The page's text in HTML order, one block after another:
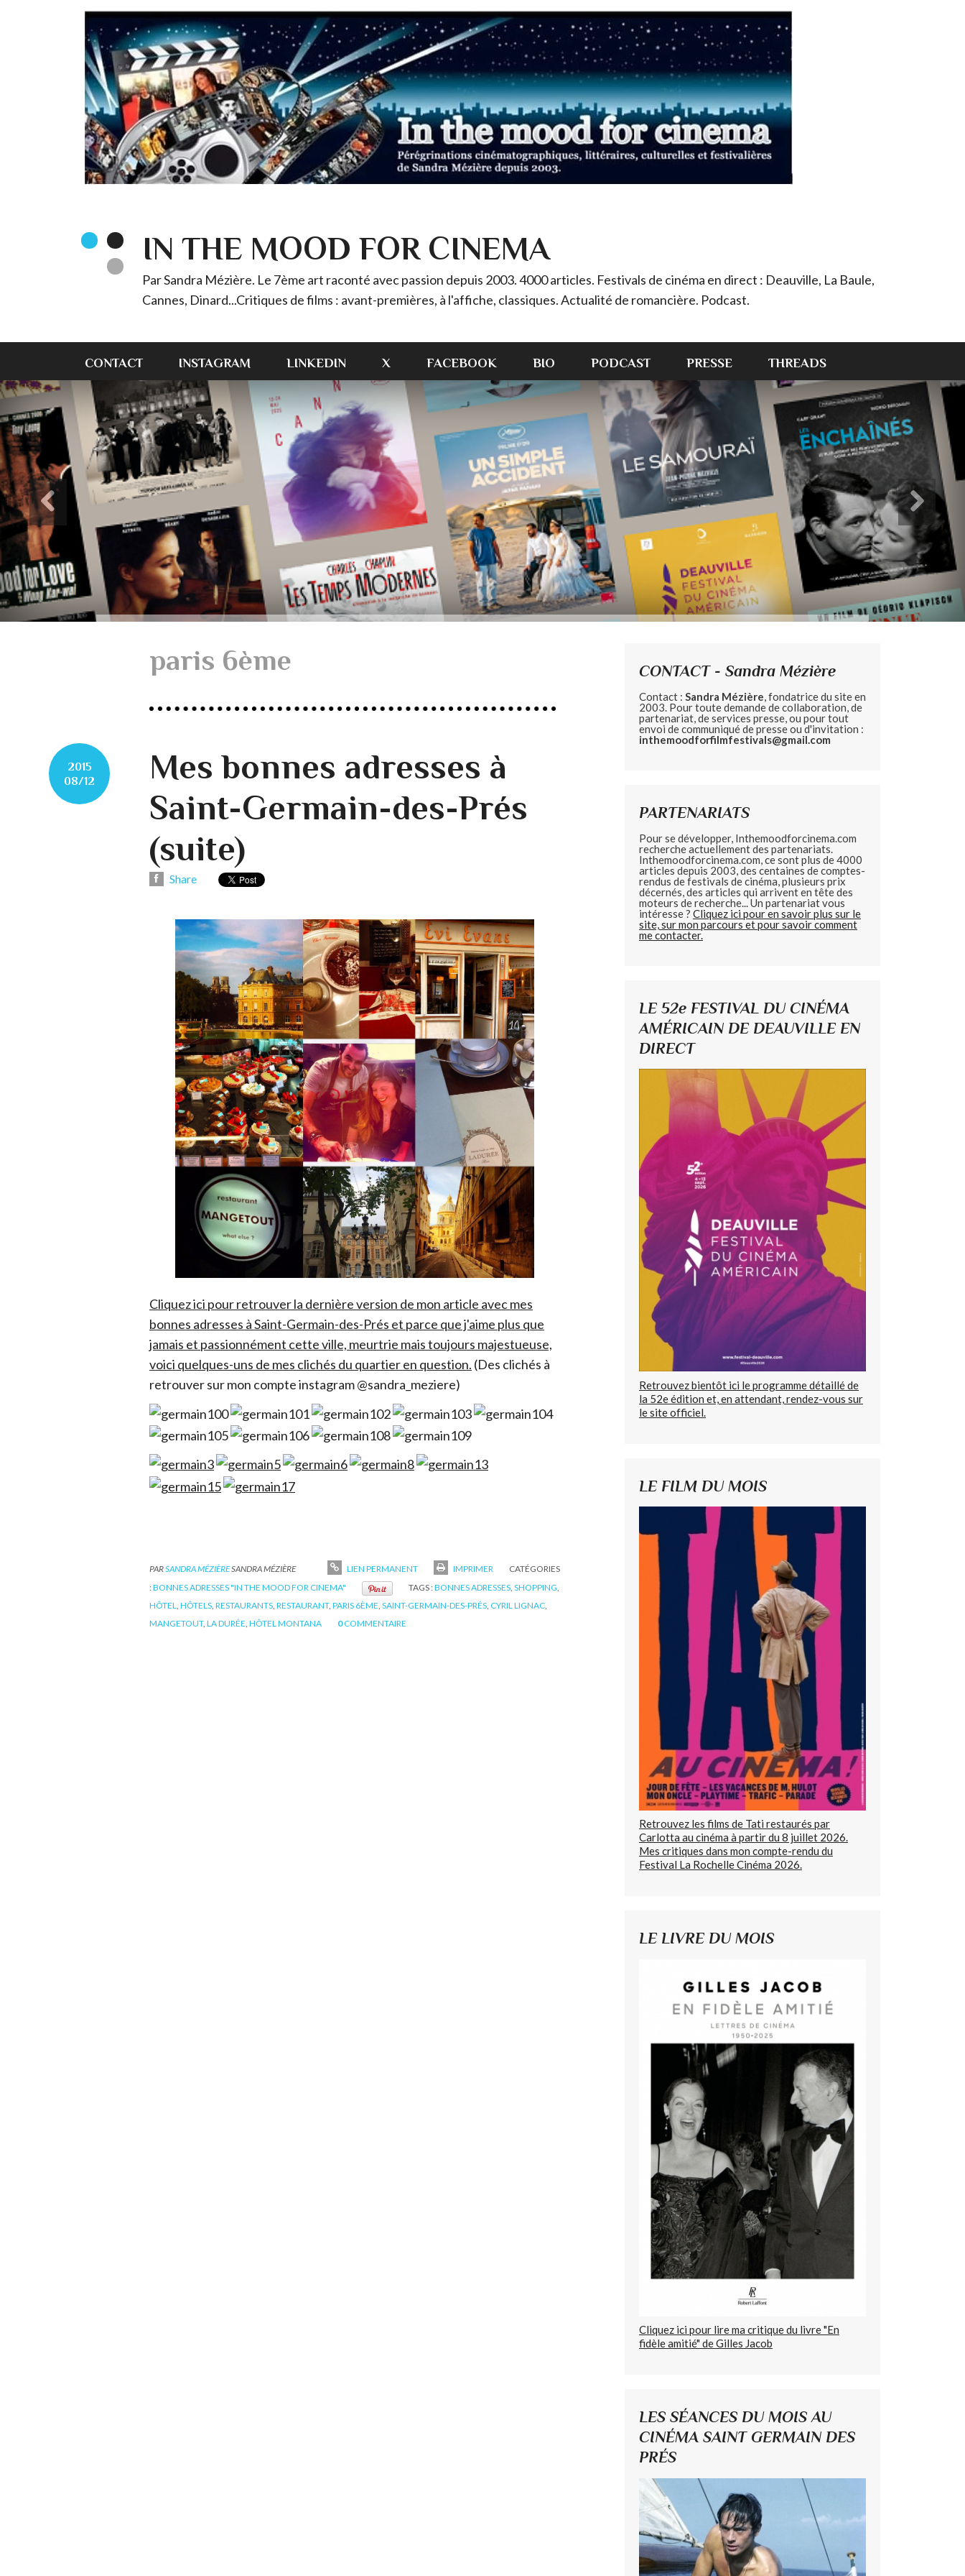
IN THE MOOD FOR CINEMA
Par Sandra Mézière. Le 7ème art raconté avec passion depuis 2003. 4000 articles. Festivals de cinéma en direct : Deauville, La Baule,
Cannes, Dinard...Critiques de films : avant-premières, à l'affiche, classiques. Actualité de romancière. Podcast.
CONTACT INSTAGRAM LINKEDIN X FACEBOOK BIO PODCAST PRESSE THREADS
paris 6ème
2015
08/12
Mes bonnes adresses à
Saint-Germain-des-Prés
(suite)
Share
Cliquez ici pour retrouver la dernière version de mon article avec mes
bonnes adresses à Saint-Germain-des-Prés et parce que j'aime plus que
jamais et passionnément cette ville, meurtrie mais toujours majestueuse,
voici quelques-uns de mes clichés du quartier en question. (Des clichés à
retrouver sur mon compte instagram @sandra_meziere)
PARSANDRA MÉZIÈRESANDRA MÉZIÈRE LIEN PERMANENT IMPRIMER
CATÉGORIES
:BONNES ADRESSES "IN THE MOOD FOR CINEMA" TAGS :BONNES ADRESSES, SHOPPING,
HÔTEL, HÔTELS, RESTAURANTS, RESTAURANT, PARIS 6ÈME, SAINT-GERMAIN-DES-PRÉS, CYRIL LIGNAC,
MANGETOUT, LA DURÉE, HÔTEL MONTANA 0 COMMENTAIRE
CONTACT - Sandra Mézière
Contact : Sandra Mézière, fondatrice du site en
2003. Pour toute demande de collaboration, de
partenariat, de services presse, ou pour tout
envoi de communiqué de presse ou d'invitation :
inthemoodforfilmfestivals@gmail.com
PARTENARIATS
Pour se développer, Inthemoodforcinema.com
recherche actuellement des partenariats.
Inthemoodforcinema.com, ce sont plus de 4000
articles depuis 2003, des centaines de comptes-
rendus de festivals de cinéma, plusieurs prix
décernés, des articles qui arrivent en tête des
moteurs de recherche... Un partenariat vous
intéresse ? Cliquez ici pour en savoir plus sur le
site, sur mon parcours et pour savoir comment
me contacter.
LE 52e FESTIVAL DU CINÉMA
AMÉRICAIN DE DEAUVILLE EN
DIRECT
Retrouvez bientôt ici le programme détaillé de
la 52e édition et, en attendant, rendez-vous sur
le site officiel.
LE FILM DU MOIS
Retrouvez les films de Tati restaurés par
Carlotta au cinéma à partir du 8 juillet 2026.
Mes critiques dans mon compte-rendu du
Festival La Rochelle Cinéma 2026.
LE LIVRE DU MOIS
Cliquez ici pour lire ma critique du livre "En
fidèle amitié" de Gilles Jacob
LES SÉANCES DU MOIS AU
CINÉMA SAINT GERMAIN DES
PRÉS